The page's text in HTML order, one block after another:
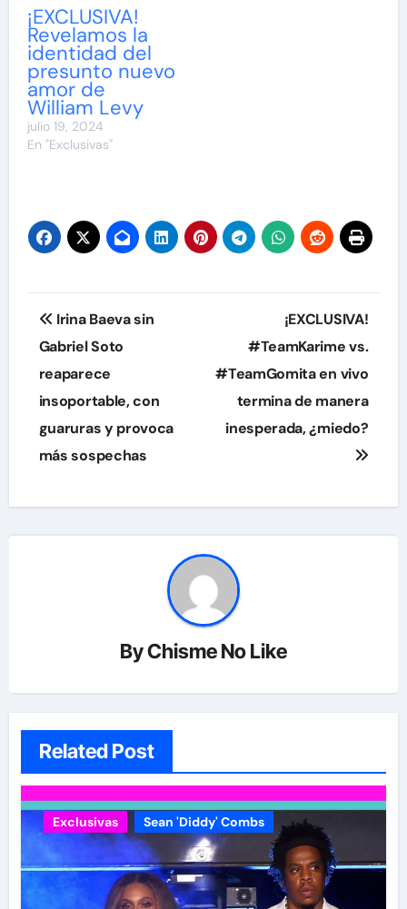
¡EXCLUSIVA!
Revelamos la
identidad del
presunto nuevo
amor de
William Levy
julio 19, 2024
En "Exclusivas"
Navegación
de
entradas
Irina Baeva sin
Gabriel Soto
reaparece
insoportable, con
guaruras y provoca
más sospechas
¡EXCLUSIVA!
#TeamKarime vs.
#TeamGomita en vivo
termina de manera
inesperada, ¿miedo?
ByChisme No Like
Related Post
Exclusivas Sean 'Diddy' Combs